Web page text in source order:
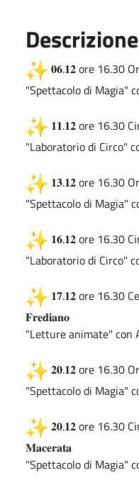
Descrizione
𝟎𝟔.𝟏𝟐 ore 16.30
"Spettacolo di Magia"
𝟏𝟏.𝟏𝟐 ore 16.30
"Laboratorio di Circo"
𝟏𝟑.𝟏𝟐 ore 16.30
"Spettacolo di Magia"
𝟏𝟔.𝟏𝟐 ore 16.30
"Laboratorio di Circo"
𝟏𝟕.𝟏𝟐 ore 16.30
𝐅𝐫𝐞𝐝𝐢𝐚𝐧𝐨
"Letture animate" con
𝟐𝟎.𝟏𝟐 ore 16.30
"Spettacolo di Magia"
𝟐𝟎.𝟏𝟐 ore 16.30
𝐌𝐚𝐜𝐞𝐫𝐚𝐭𝐚
"Spettacolo di Magia"